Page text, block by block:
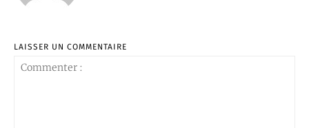
LAISSER UN COMMENTAIRE